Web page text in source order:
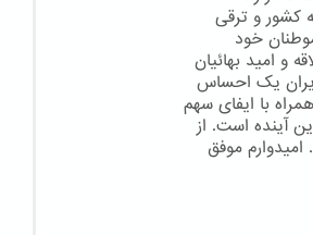
کشور و ترقی
خود
و امید بهائیان
یک احساس
با ایفای سهم
آینده است. از
موفق